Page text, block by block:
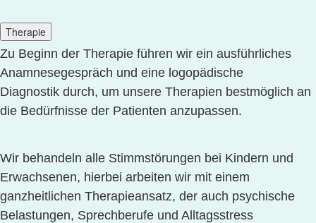
Therapie
Zu Beginn der Therapie führen wir ein ausführliches
Anamnesegespräch und eine logopädische
Diagnostik durch, um unsere Therapien bestmöglich an
die Bedürfnisse der Patienten anzupassen.
Wir behandeln alle Stimmstörungen bei Kindern und
Erwachsenen, hierbei arbeiten wir mit einem
ganzheitlichen Therapieansatz, der auch psychische
Belastungen, Sprechberufe und Alltagsstress